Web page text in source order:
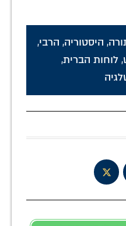
, היסטוריה, הרבי,
, לוחות הברית,